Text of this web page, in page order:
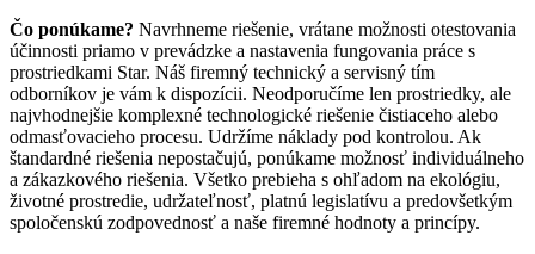
Čo ponúkame? Navrhneme riešenie, vrátane možnosti otestovania
účinnosti priamo v prevádzke a nastavenia fungovania práce s
prostriedkami Star. Náš firemný technický a servisný tím
odborníkov je vám k dispozícii. Neodporučíme len prostriedky, ale
najvhodnejšie komplexné technologické riešenie čistiaceho alebo
odmasťovacieho procesu. Udržíme náklady pod kontrolou. Ak
štandardné riešenia nepostačujú, ponúkame možnosť individuálneho
a zákazkového riešenia. Všetko prebieha s ohľadom na ekológiu,
životné prostredie, udržateľnosť, platnú legislatívu a predovšetkým
spoločenskú zodpovednosť a naše firemné hodnoty a princípy.